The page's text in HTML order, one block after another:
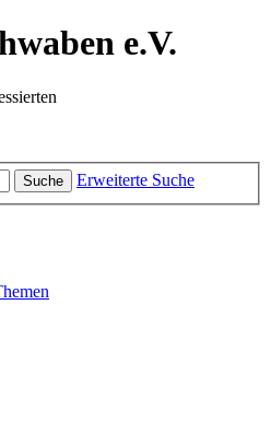
e.V.
Suche Erweiterte Suche